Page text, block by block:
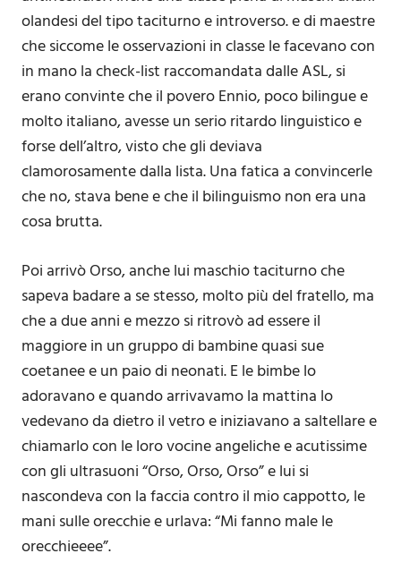
olandesi del tipo taciturno e introverso. e di maestre
che siccome le osservazioni in classe le facevano con
in mano la check-list raccomandata dalle ASL, si
erano convinte che il povero Ennio, poco bilingue e
molto italiano, avesse un serio ritardo linguistico e
forse dell’altro, visto che gli deviava
clamorosamente dalla lista. Una fatica a convincerle
che no, stava bene e che il bilinguismo non era una
cosa brutta.
Poi arrivò Orso, anche lui maschio taciturno che
sapeva badare a se stesso, molto più del fratello, ma
che a due anni e mezzo si ritrovò ad essere il
maggiore in un gruppo di bambine quasi sue
coetanee e un paio di neonati. E le bimbe lo
adoravano e quando arrivavamo la mattina lo
vedevano da dietro il vetro e iniziavano a saltellare e
chiamarlo con le loro vocine angeliche e acutissime
con gli ultrasuoni “Orso, Orso, Orso” e lui si
nascondeva con la faccia contro il mio cappotto, le
mani sulle orecchie e urlava: “Mi fanno male le
orecchieeee”.